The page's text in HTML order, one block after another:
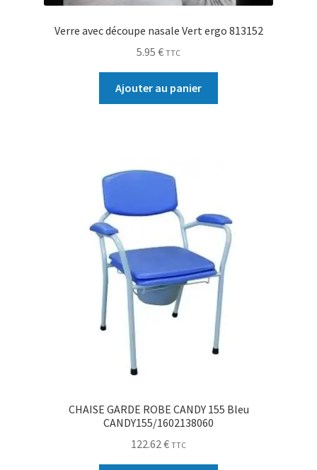
Verre avec découpe nasale Vert ergo 813152
5.95 € TTC
Ajouter au panier
CHAISE GARDE ROBE CANDY 155 Bleu
CANDY155/1602138060
122.62€ TTC